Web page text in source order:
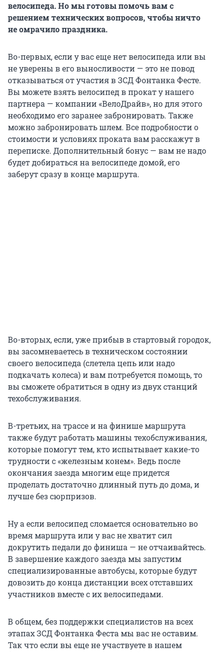
велосипеда. Но мы готовы помочь вам с
решением технических вопросов, чтобы ничто
не омрачило праздника.
Во-первых, если у вас еще нет велосипеда или вы
не уверены в его выносливости — это не повод
отказываться от участия в ЗСД Фонтанка Фесте.
Вы можете взять велосипед в прокат у нашего
партнера — компании «ВелоДрайв», но для этого
необходимо его заранее забронировать. Также
можно забронировать шлем. Все подробности о
стоимости и условиях проката вам расскажут в
переписке. Дополнительный бонус — вам не надо
будет добираться на велосипеде домой, его
заберут сразу в конце маршрута.
Во-вторых, если, уже прибыв в стартовый городок,
вы засомневаетесь в техническом состоянии
своего велосипеда (слетела цепь или надо
подкачать колеса) и вам потребуется помощь, то
вы сможете обратиться в одну из двух станций
техобслуживания.
В-третьих, на трассе и на финише маршрута
также будут работать машины техобслуживания,
которые помогут тем, кто испытывает какие-то
трудности с «железным конем». Ведь после
окончания заезда многим еще придется
проделать достаточно длинный путь до дома, и
лучше без сюрпризов.
Ну а если велосипед сломается основательно во
время маршрута или у вас не хватит сил
докрутить педали до финиша — не отчаивайтесь.
В завершение каждого заезда мы запустим
специализированные автобусы, которые будут
довозить до конца дистанции всех отставших
участников вместе с их велосипедами.
В общем, без поддержки специалистов на всех
этапах ЗСД Фонтанка Феста мы вас не оставим.
Так что если вы еще не участвуете в нашем